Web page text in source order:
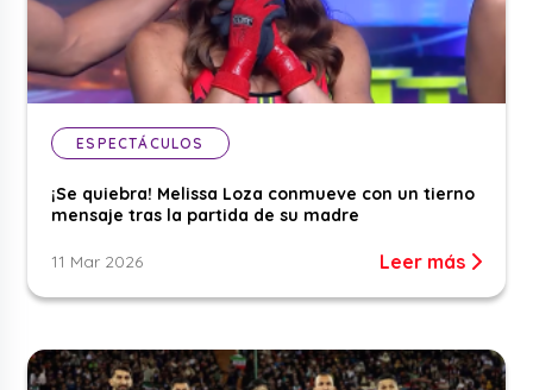
ESPECTÁCULOS
¡Se quiebra! Melissa Loza conmueve con un tierno
mensaje tras la partida de su madre
11 Mar 2026 Leer más